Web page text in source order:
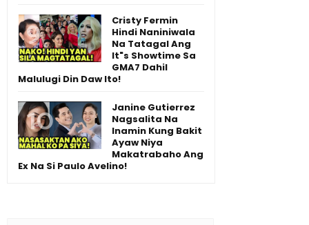
Cristy Fermin
Hindi Naniniwala
Na Tatagal Ang
It"s Showtime Sa
GMA7 Dahil
Malulugi Din Daw Ito!
Janine Gutierrez
Nagsalita Na
Inamin Kung Bakit
Ayaw Niya
Makatrabaho Ang
Ex Na Si Paulo Avelino!